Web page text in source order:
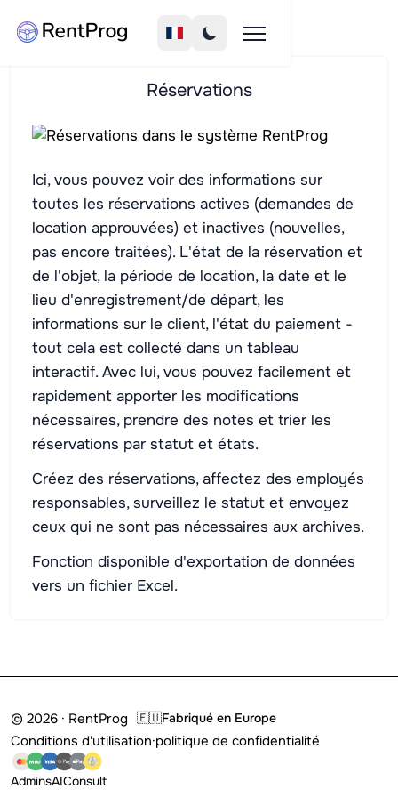
Réservations
Ici, vous pouvez voir des informations sur
toutes les réservations actives (demandes de
location approuvées) et inactives (nouvelles,
pas encore traitées). L'état de la réservation et
de l'objet, la période de location, la date et le
lieu d'enregistrement/de départ, les
informations sur le client, l'état du paiement -
tout cela est collecté dans un tableau
interactif. Avec lui, vous pouvez facilement et
rapidement apporter les modifications
nécessaires, prendre des notes et trier les
réservations par statut et états.
Créez des réservations, affectez des employés
responsables, surveillez le statut et envoyez
ceux qui ne sont pas nécessaires aux archives.
Fonction disponible d'exportation de données
vers un fichier Excel.
© 2026 · RentProg 🇪🇺Fabriqué en Europe
Conditions d'utilisation·politique de confidentialité
AdminsAIConsult